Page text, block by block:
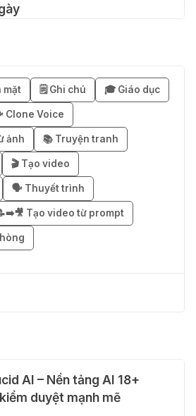
miễn phí 3–6 tháng
2026
1 tháng ChatGPT Plus
bằng VPN Mexico
2026
ChatGPT Go 12 tháng
AI nhảy múa với Google
Control
mặt 🗒️ Ghi chú 🎓 Giáo dục
Clone Voice
ảnh 📚 Truyện tranh
🎬 Tạo video
🗣️ Thuyết trình
Tạo video từ prompt
AI – Nền tảng AI 18+
duyệt mạnh mẽ